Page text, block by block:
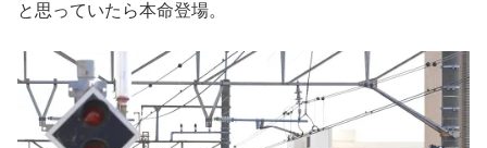
と思っていたら本命登場。